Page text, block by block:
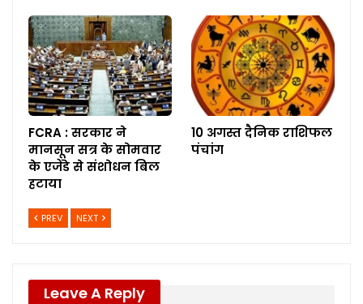
FCRA : सरकार ने
मानसून सत्र के सोमवार
के एजेंडे से संशोधन बिल
हटाया
10 अगस्त दैनिक राशिफल
पंचांग
PREV NEXT
Leave A Reply